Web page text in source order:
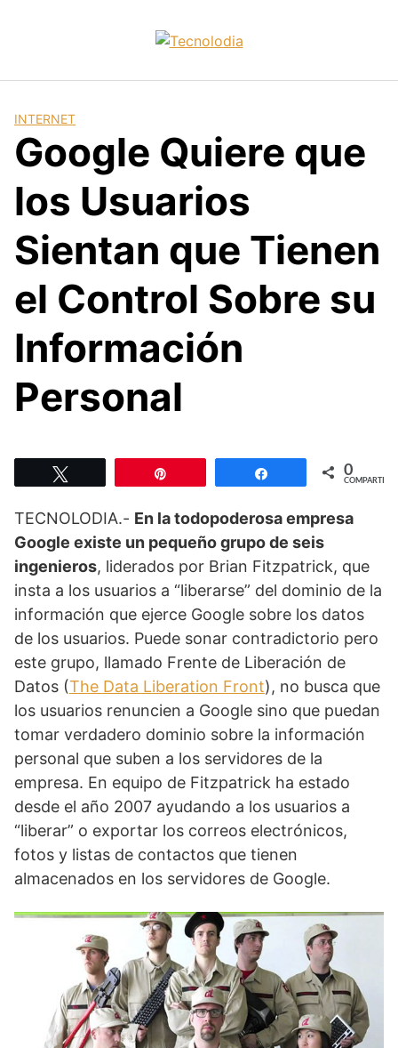
INTERNET
Google Quiere que
los Usuarios
Sientan que Tienen
el Control Sobre su
Información
Personal
Compartir 0
COMPARTIR
TECNOLODIA.- En la todopoderosa empresa
Google existe un pequeño grupo de seis
ingenieros, liderados por Brian Fitzpatrick, que
insta a los usuarios a “liberarse” del dominio de la
información que ejerce Google sobre los datos
de los usuarios. Puede sonar contradictorio pero
este grupo, llamado Frente de Liberación de
Datos (The Data Liberation Front), no busca que
los usuarios renuncien a Google sino que puedan
tomar verdadero dominio sobre la información
personal que suben a los servidores de la
empresa. En equipo de Fitzpatrick ha estado
desde el año 2007 ayudando a los usuarios a
“liberar” o exportar los correos electrónicos,
fotos y listas de contactos que tienen
almacenados en los servidores de Google.